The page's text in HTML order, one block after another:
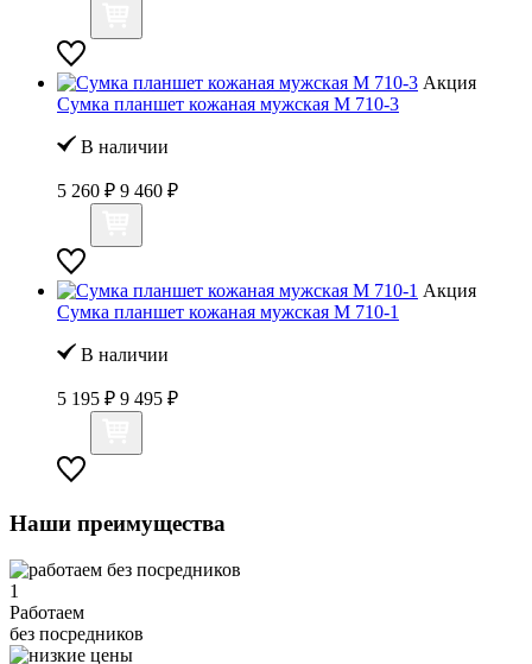
Акция
Сумка планшет кожаная мужская M 710-3
В наличии
5 260 ₽ 9 460 ₽
Акция
Сумка планшет кожаная мужская M 710-1
В наличии
5 195 ₽ 9 495 ₽
Наши преимущества
1
Работаем
без посредников